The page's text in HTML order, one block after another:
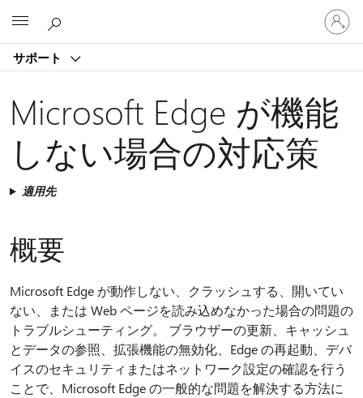
サポート
ア
カ
ウ
に
サ
イ
ン
Microsoft Edge が機能
しない場合の対応策
適用先
概要
Microsoft Edge が動作しない、クラッシュする、開いてい
ない、または Web ページを読み込めなかった場合の問題の
トラブルシューティング。 ブラウザーの更新、キャッシュ
とデータの参照、拡張機能の無効化、Edge の再起動、デバ
イスのセキュリティまたはネットワーク設定の確認を行う
ことで、Microsoft Edge の一般的な問題を解決する方法に